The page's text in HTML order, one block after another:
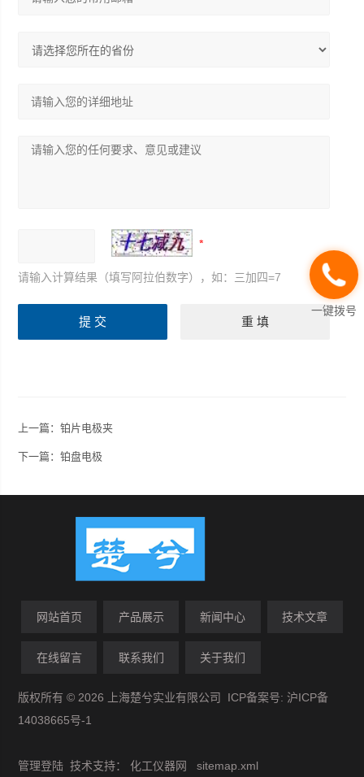
请输入计算结果（填写阿拉伯数字），如：三加四=7
上一篇：铂片电极夹
下一篇：铂盘电极
网站首页 产品展示 新闻中心 技术文章
在线留言 联系我们 关于我们
版权所有 © 2026 上海楚兮实业有限公司 ICP备案号:沪ICP备
14038665号-1
管理登陆 技术支持：化工仪器网 sitemap.xml
一键拨号